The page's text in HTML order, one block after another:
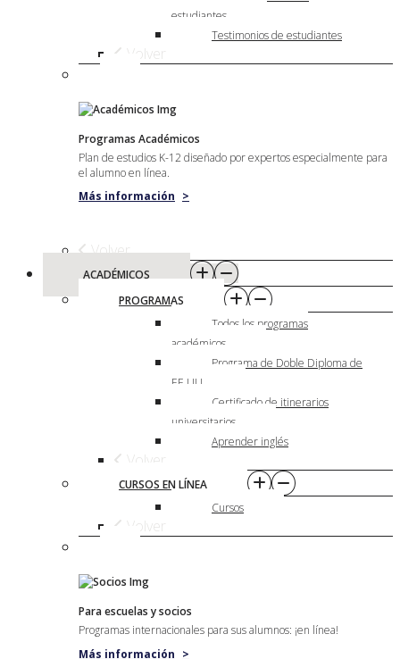
estudiantes
Testimonios de estudiantes
Volver
Programas Académicos
Plan de estudios K-12 diseñado por expertos especialmente para
el alumno en línea.
Más información >
Volver
ACADÉMICOS
PROGRAMAS
Todos los programas
académicos
Programa de Doble Diploma de
EE.UU.
Certificado de itinerarios
universitarios
Aprender inglés
Volver
CURSOS EN LÍNEA
Cursos
Volver
Para escuelas y socios
Programas internacionales para sus alumnos: ¡en línea!
Más información >